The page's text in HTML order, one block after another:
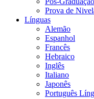
Prova de
Línguas
Alemão
Espanhol
Francês
Hebraico
Inglês
Italiano
Japonês
Português